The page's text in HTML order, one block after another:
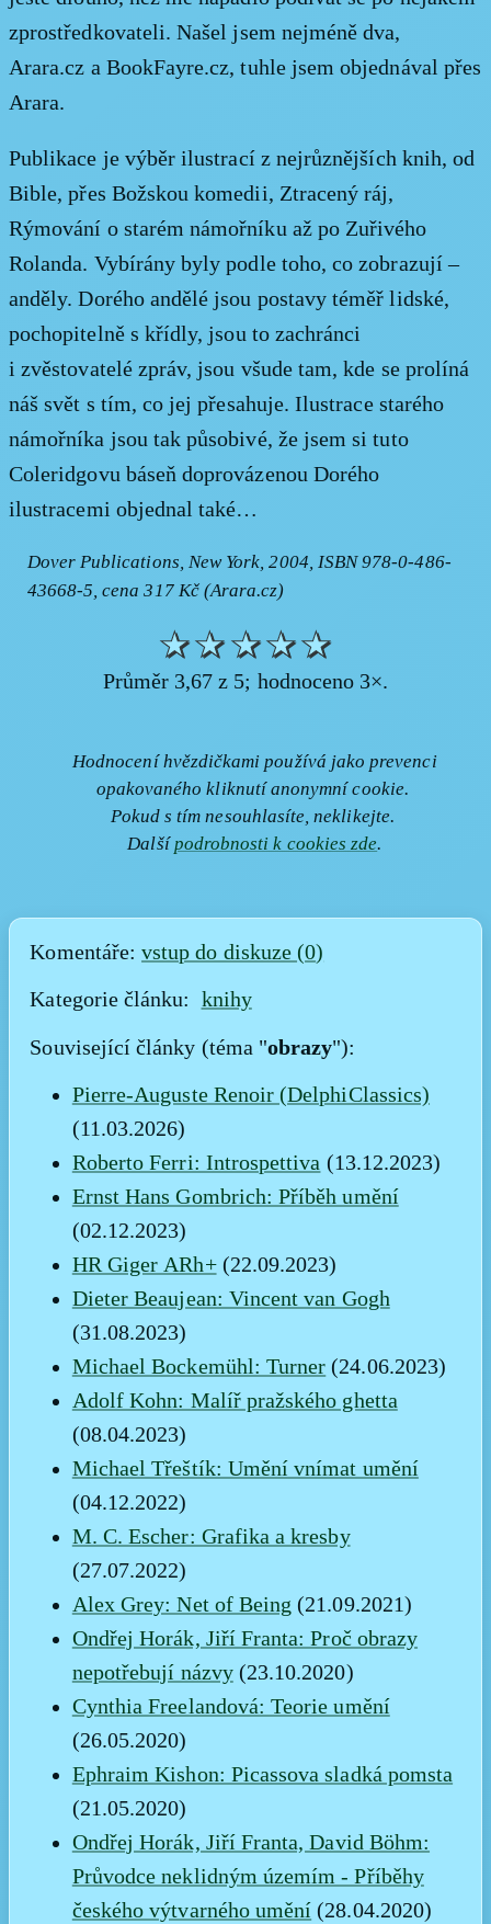
zprostředkovateli. Našel jsem nejméně dva,
Arara.cz a BookFayre.cz, tuhle jsem objednával přes
Arara.
Publikace je výběr ilustrací z nejrůznějších knih, od
Bible, přes Božskou komedii, Ztracený ráj,
Rýmování o starém námořníku až po Zuřivého
Rolanda. Vybírány byly podle toho, co zobrazují –
anděly. Dorého andělé jsou postavy téměř lidské,
pochopitelně s křídly, jsou to zachránci
i zvěstovatelé zpráv, jsou všude tam, kde se prolíná
náš svět s tím, co jej přesahuje. Ilustrace starého
námořníka jsou tak působivé, že jsem si tuto
Coleridgovu báseň doprovázenou Dorého
ilustracemi objednal také…
Dover Publications, New York, 2004, ISBN 978-0-486-
43668-5, cena 317 Kč (Arara.cz)
★★★★★
Průměr 3,67 z 5; hodnoceno 3×.
Hodnocení hvězdičkami používá jako prevenci
opakovaného kliknutí anonymní cookie.
Pokud s tím nesouhlasíte, neklikejte.
Dalšípodrobnosti k cookies zde.
Komentáře: vstup do diskuze (0)
knihy
Související články (téma "obrazy"):
Pierre-Auguste Renoir (DelphiClassics)
(11.03.2026)
Roberto Ferri: Introspettiva (13.12.2023)
Ernst Hans Gombrich: Příběh umění
(02.12.2023)
HR Giger ARh+ (22.09.2023)
Dieter Beaujean: Vincent van Gogh
(31.08.2023)
Michael Bockemühl: Turner (24.06.2023)
Adolf Kohn: Malíř pražského ghetta
(08.04.2023)
Michael Třeštík: Umění vnímat umění
(04.12.2022)
M. C. Escher: Grafika a kresby
(27.07.2022)
Alex Grey: Net of Being (21.09.2021)
Ondřej Horák, Jiří Franta: Proč obrazy
nepotřebují názvy (23.10.2020)
Cynthia Freelandová: Teorie umění
(26.05.2020)
Ephraim Kishon: Picassova sladká pomsta
(21.05.2020)
Ondřej Horák, Jiří Franta, David Böhm:
Průvodce neklidným územím - Příběhy
českého výtvarného umění (28.04.2020)